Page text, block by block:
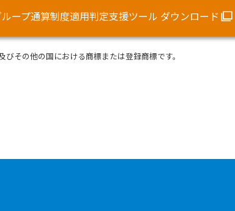
ープ通算制度適用判定支援ツール ダウンロード
その他の国における商標または登録商標です。